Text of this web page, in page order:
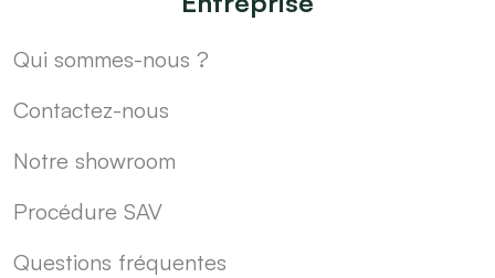
Qui sommes-nous ?
Contactez-nous
Notre showroom
Procédure SAV
Questions fréquentes